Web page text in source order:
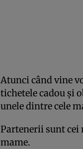
Atunci când vine
tichetele cadou și
unele dintre cele
Partenerii sunt cei
mame.